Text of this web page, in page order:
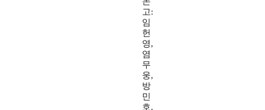
고:
임
헌
영,
염
무
웅,
방
민
호,